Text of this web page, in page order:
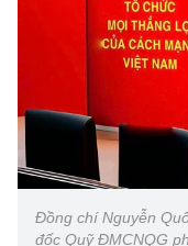
Đồng chí Nguyễn
đốc Quỹ ĐMCNQG